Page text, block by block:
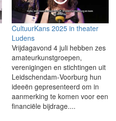
CultuurKans 2025 in theater
Ludens
Vrijdagavond 4 juli hebben zes
amateurkunstgroepen,
verenigingen en stichtingen uit
Leidschendam‑Voorburg hun
ideeën gepresenteerd om in
aanmerking te komen voor een
financiële bijdrage....